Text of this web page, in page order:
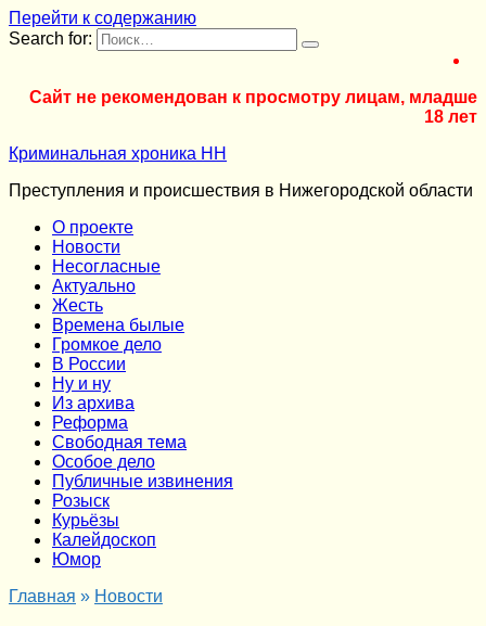
Перейти к содержанию
Search for:
Сайт не рекомендован к просмотру лицам, младше
18 лет
Криминальная хроника НН
Преступления и происшествия в Нижегородской области
О проекте
Новости
Несогласные
Актуально
Жесть
Времена былые
Громкое дело
В России
Ну и ну
Из архива
Реформа
Cвободная тема
Особое дело
Публичные извинения
Розыск
Курьёзы
Калейдоскоп
Юмор
Главная » Новости